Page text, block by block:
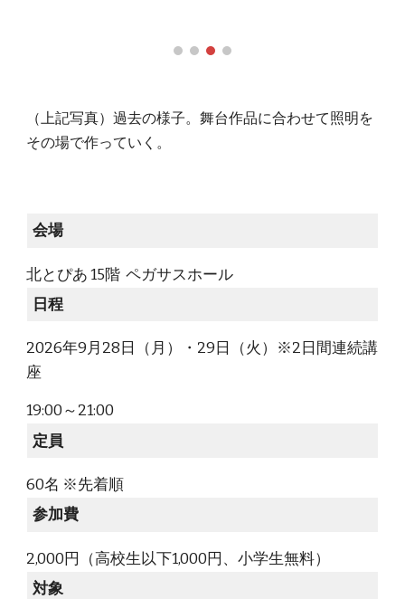
（上記写真）過去の様子。舞台作品に合わせて照明を
その場で作っていく。
会場
北とぴあ 15階 ペガサスホール
日程
2026年9月28 日（月 ）・ 29 日（火）※2日間連続講
座
19:00～21:00
定員
60名 ※先着順
参加費
2,000円（高校生以下1,000円、小学生無料）
対象